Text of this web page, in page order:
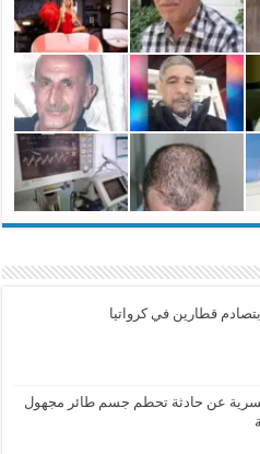
السرية عن حادثة تحطم جسم طائر مجهول